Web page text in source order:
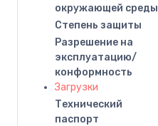
окружающей среды
Степень защиты
Разрешение на
эксплуатацию/
конформность
Загрузки
Технический
паспорт